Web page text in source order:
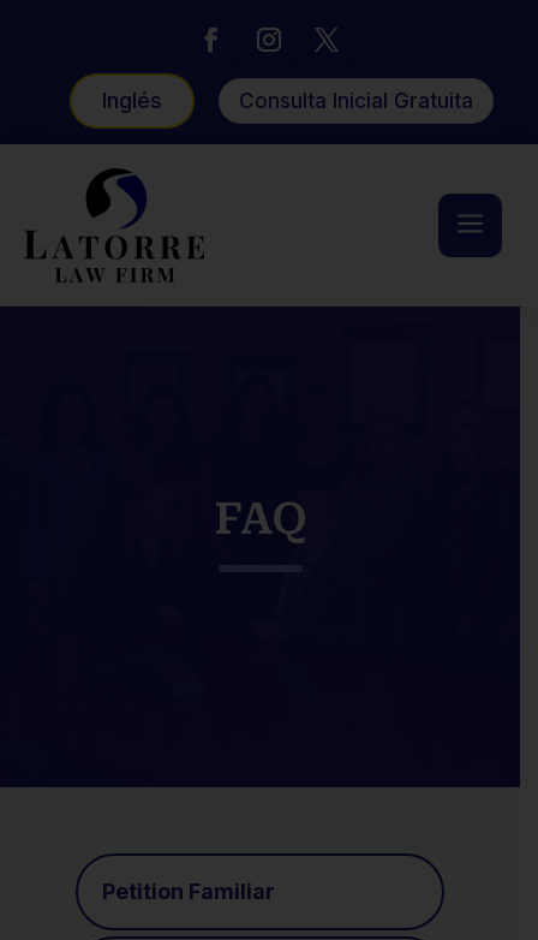
Inglés Consulta Inicial Gratuita
a
FAQ
Petition Familiar